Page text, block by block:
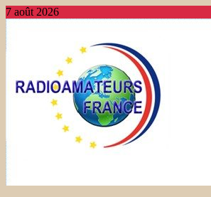
7 août 2026